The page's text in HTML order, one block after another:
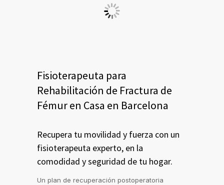
Fisioterapeuta para
Rehabilitación de Fractura de
Fémur en Casa en Barcelona
Recupera tu movilidad y fuerza con un
fisioterapeuta experto, en la
comodidad y seguridad de tu hogar.
Un plan de recuperación postoperatoria